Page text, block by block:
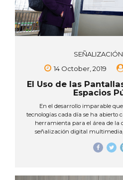
SEÑALIZACIÓN
14 October, 2019
El Uso de las
Espacios
En el desarrollo imparable
tecnologías cada día se ha abierto
herramienta para el área de la
señalización digital
herramientas publicitarias